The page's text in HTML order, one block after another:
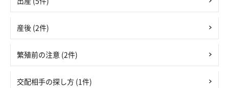
産後 (2件)
繁殖前の注意 (2件)
交配相手の探し方 (1件)